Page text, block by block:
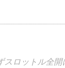
スロットル全開